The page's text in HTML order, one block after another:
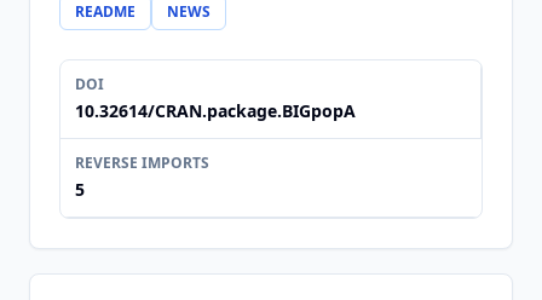
README
NEWS
DOI
10.32614/CRAN.package.BIGpopA
REVERSE IMPORTS
5